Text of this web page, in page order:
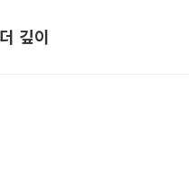
깊이